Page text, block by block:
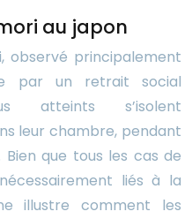
au japon
observé principalement
par un retrait social
atteints s’isolent
leur chambre, pendant
que tous les cas de
liés à la
illustre comment les